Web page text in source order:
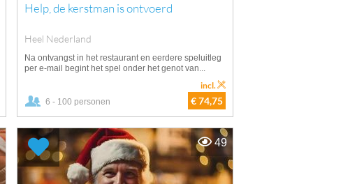
Help, de kerstman is ontvoerd
Heel Nederland
Na ontvangst in het restaurant en eerdere speluitleg
per e-mail begint het spel onder het genot van...
6 - 100 personen € 74,75
incl.
49